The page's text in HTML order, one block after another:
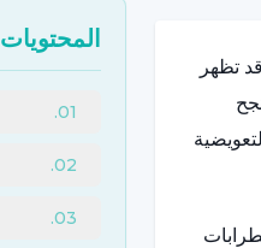
تظهر
المحتويات
01
.
02
.
03
.